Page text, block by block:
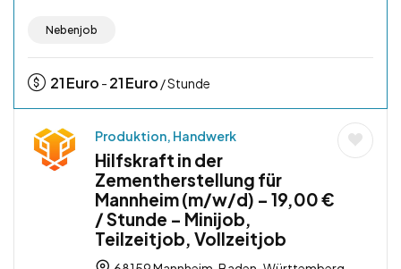
Nebenjob
21Euro - 21Euro / Stunde
Produktion, Handwerk
Hilfskraft in der
Zementherstellung für
Mannheim (m/w/d) – 19,00 €
/ Stunde – Minijob,
Teilzeitjob, Vollzeitjob